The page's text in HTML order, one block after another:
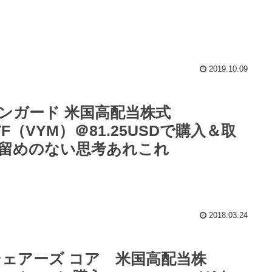
2019.10.09
ガード 米国高配当株式
（VYM）＠81.25USDで購入＆取
めのない思考あれこれ
2018.03.24
アーズ コア 米国高配当株